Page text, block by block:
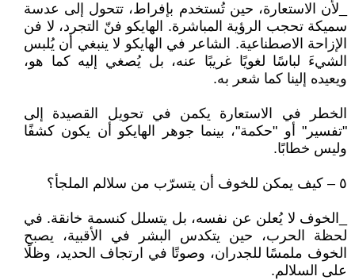
_لأن الاستعارة، حين تُستخدم بإفراط، تتحول إلى عدسة
سميكة تحجب الرؤية المباشرة. الهايكو فنّ التجرد، لا فن
الإزاحة الاصطناعية. الشاعر في الهايكو لا ينبغي أن يُلبس
الشيءَ لباسًا لغويًا غريبًا عنه، بل يُصغي إليه كما هو،
ويعيده إلينا كما شعر به.
الخطر في الاستعارة يكمن في تحويل القصيدة إلى
"تفسير" أو "حكمة"، بينما جوهر الهايكو أن يكون كشفًا
وليس خطابًا.
٥ – كيف يمكن للخوف أن يتسرّب من سلالم الملجأ؟
_الخوف لا يُعلن عن نفسه، بل يتسلل كنسمة خانقة. في
لحظة الحرب، حين يتكدس البشر في الأقبية، يصبح
الخوف ملمسًا للجدران، وصوتًا في ارتجاف الحديد، وظلًا
على السلالم.